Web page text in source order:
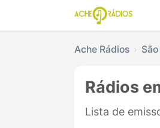
Ache Rádios
Rádios
Lista de